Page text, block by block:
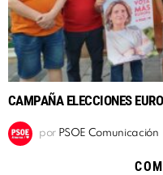
CAMPAÑA ELECCIONES
por PSOE Comunicación